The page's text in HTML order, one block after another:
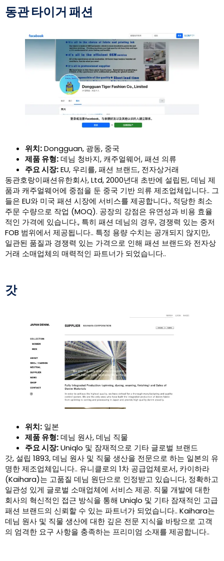
동관 타이거 패션
위치:Dongguan, 광동, 중국
제품 유형:데님 청바지, 캐주얼웨어, 패션 의류
주요 시장:EU, 우리를, 패션 브랜드, 전자상거래
동관호랑이패션유한회사, Ltd, 2000년대 초반에 설립된, 데님 제
품과 캐주얼웨어에 중점을 둔 중국 기반 의류 제조업체입니다.. 그
들은 EU와 미국 패션 시장에 서비스를 제공합니다., 적당한 최소
주문 수량으로 작업 (MOQ). 공장의 강점은 유연성과 비용 효율
적인 가격에 있습니다., 특히 패션 데님의 경우, 경쟁력 있는 중저
FOB 범위에서 제공됩니다.. 특정 용량 수치는 공개되지 않지만,
일관된 품질과 경쟁력 있는 가격으로 인해 패션 브랜드와 전자상
거래 소매업체의 매력적인 파트너가 되었습니다..
갓
위치: 일본
제품 유형:데님 원사, 데님 직물
주요 시장:Uniqlo 및 잠재적으로 기타 글로벌 브랜드
갓, 설립 1893, 데님 원사 및 직물 생산을 전문으로 하는 일본의 유
명한 제조업체입니다.. 유니클로의 1차 공급업체로서, 카이하라
(Kaihara)는 고품질 데님 원단으로 인정받고 있습니다, 정확하고
일관성 있게 글로벌 소매업체에 서비스 제공. 직물 개발에 대한
회사의 혁신적인 접근 방식을 통해 Uniqlo 및 기타 잠재적인 고급
패션 브랜드의 신뢰할 수 있는 파트너가 되었습니다.. Kaihara는
데님 원사 및 직물 생산에 대한 깊은 전문 지식을 바탕으로 고객
의 엄격한 요구 사항을 충족하는 프리미엄 소재를 제공합니다..